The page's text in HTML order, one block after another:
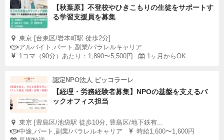
【秋葉原】不登校やひきこもりの生徒をサポートす
る学習支援員を募集
東京 [台東区/岩本町駅 徒歩2分]
アルバイト,パート,副業/パラレルキャリア
1コマ（90分）あたり：1,890〜5,500円
1ヶ月からOK
認定NPO法人 ピッコラーレ
【経理・労務経験者募集】NPOの基盤を支えるバ
ックオフィス担当
東京 [豊島区/池袋駅 徒歩10分, 豊島区/地下鉄有...
中途,パート,副業/パラレルキャリア
時給1,600〜1,600円